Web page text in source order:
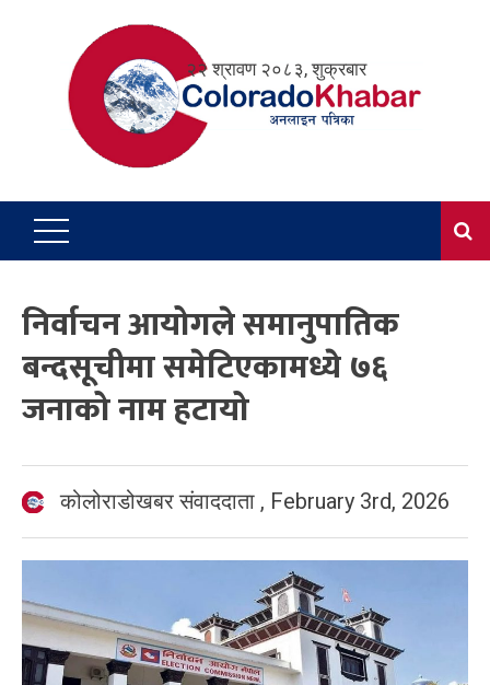
२२ श्रावण २०८३, शुक्रबार
निर्वाचन आयोगले समानुपातिक
बन्दसूचीमा समेटिएकामध्ये ७६
जनाको नाम हटायो
कोलोराडोखबर संवाददाता , February 3rd, 2026